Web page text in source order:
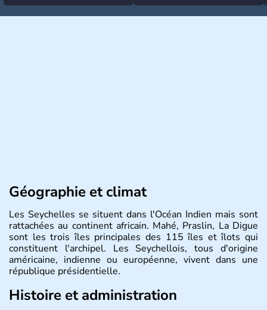
Géographie et climat
Les Seychelles se situent dans l'Océan Indien mais sont
rattachées au continent africain. Mahé, Praslin, La Digue
sont les trois îles principales des 115 îles et îlots qui
constituent l'archipel. Les Seychellois, tous d'origine
américaine, indienne ou européenne, vivent dans une
république présidentielle.
Histoire et administration